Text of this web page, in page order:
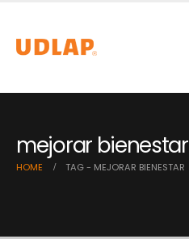
mejorar bienestar
HOME TAG - MEJORAR BIENESTAR